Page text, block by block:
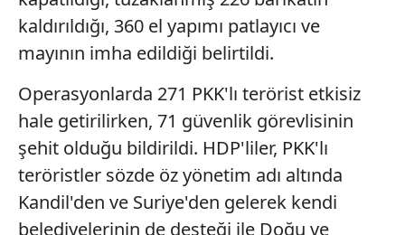
kaldırıldığı, 360 el yapımı patlayıcı ve
mayının imha edildiği belirtildi.
Operasyonlarda 271 PKK'lı terörist etkisiz
hale getirilirken, 71 güvenlik görevlisinin
şehit olduğu bildirildi. HDP'liler, PKK'lı
teröristler sözde öz yönetim adı altında
Kandil'den ve Suriye'den gelerek kendi
belediyelerinin de desteği ile Doğu ve